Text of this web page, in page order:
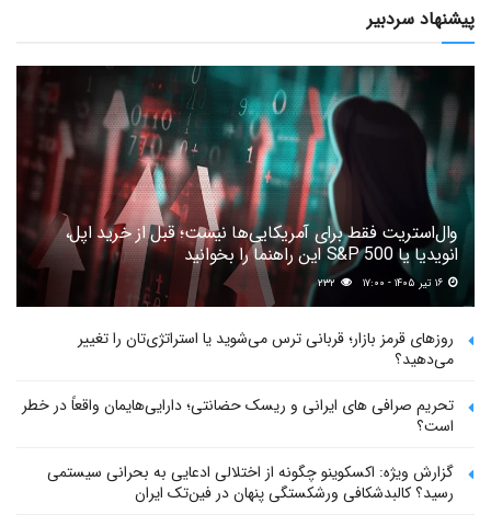
پیشنهاد سردبیر
وال‌استریت فقط برای آمریکایی‌ها نیست؛ قبل از خرید اپل،
انویدیا یا S&P 500 این راهنما را بخوانید
۲۳۲
روزهای قرمز بازار؛ قربانی ترس می‌شوید یا استراتژی‌تان را تغییر
می‌دهید؟
تحریم صرافی های ایرانی و ریسک حضانتی؛ دارایی‌هایمان واقعاً در خطر
است؟
گزارش ویژه: اکسکوینو چگونه از اختلالی ادعایی به بحرانی سیستمی
رسید؟ کالبدشکافی ورشکستگی پنهان در فین‌تک ایران